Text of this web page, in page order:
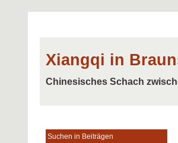
Xiangqi in
Chinesisches Schach
Suchen in Beiträgen